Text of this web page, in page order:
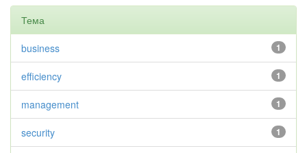
Тема
1
business
1
efficiency
1
management
1
security